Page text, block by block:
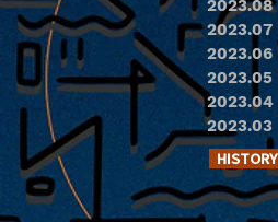
2023.08
2023.07
2023.06
2023.05
2023.04
2023.03
HISTORY